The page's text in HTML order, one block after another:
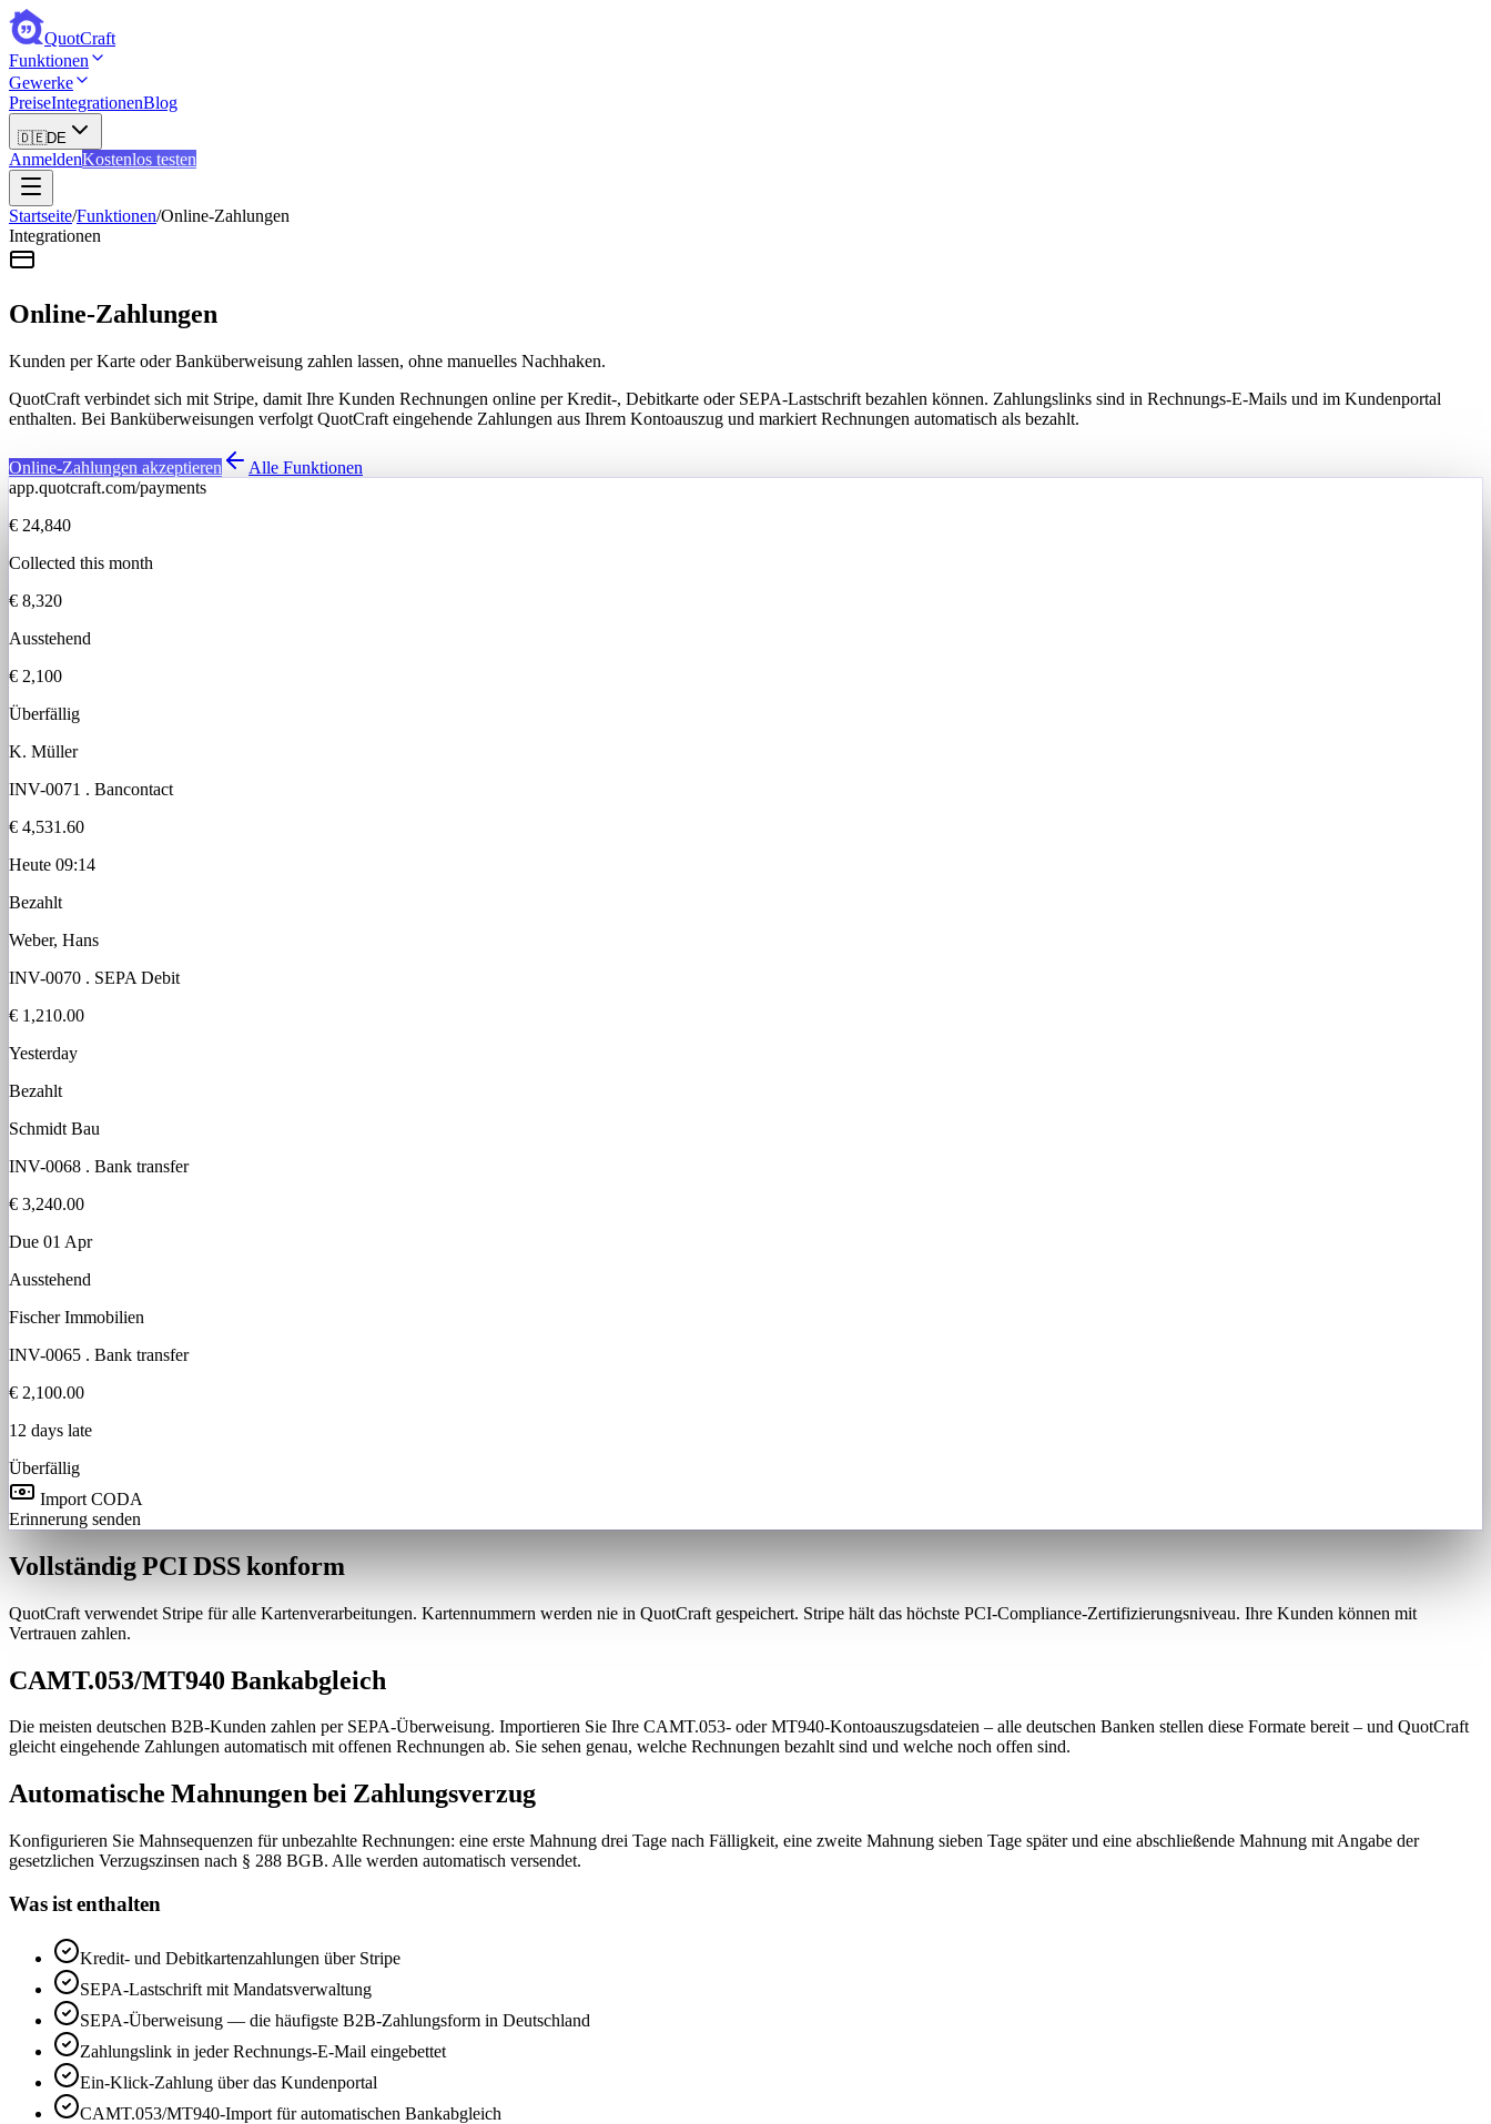
QuotCraft
Funktionen
Gewerke
PreiseIntegrationenBlog
🇩🇪DE
AnmeldenKostenlos testen
Startseite/Funktionen/Online-Zahlungen
Integrationen
Online-Zahlungen
Kunden per Karte oder Banküberweisung zahlen lassen, ohne manuelles Nachhaken.
QuotCraft verbindet sich mit Stripe, damit Ihre Kunden Rechnungen online per Kredit-, Debitkarte oder SEPA-Lastschrift bezahlen können. Zahlungslinks sind in Rechnungs-E-Mails und im Kundenportal
enthalten. Bei Banküberweisungen verfolgt QuotCraft eingehende Zahlungen aus Ihrem Kontoauszug und markiert Rechnungen automatisch als bezahlt.
Online-Zahlungen akzeptieren
Alle Funktionen
app.quotcraft.com/payments
€ 24,840
Collected this month
€ 8,320
Ausstehend
€ 2,100
Überfällig
K. Müller
INV-0071 . Bancontact
€ 4,531.60
Heute 09:14
Bezahlt
Weber, Hans
INV-0070 . SEPA Debit
€ 1,210.00
Yesterday
Bezahlt
Schmidt Bau
INV-0068 . Bank transfer
€ 3,240.00
Due 01 Apr
Ausstehend
Fischer Immobilien
INV-0065 . Bank transfer
€ 2,100.00
12 days late
Überfällig
Import CODA
Erinnerung senden
Vollständig PCI DSS konform
QuotCraft verwendet Stripe für alle Kartenverarbeitungen. Kartennummern werden nie in QuotCraft gespeichert. Stripe hält das höchste PCI-Compliance-Zertifizierungsniveau. Ihre Kunden können mit
Vertrauen zahlen.
CAMT.053/MT940 Bankabgleich
Die meisten deutschen B2B-Kunden zahlen per SEPA-Überweisung. Importieren Sie Ihre CAMT.053- oder MT940-Kontoauszugsdateien – alle deutschen Banken stellen diese Formate bereit – und QuotCraft
gleicht eingehende Zahlungen automatisch mit offenen Rechnungen ab. Sie sehen genau, welche Rechnungen bezahlt sind und welche noch offen sind.
Automatische Mahnungen bei Zahlungsverzug
Konfigurieren Sie Mahnsequenzen für unbezahlte Rechnungen: eine erste Mahnung drei Tage nach Fälligkeit, eine zweite Mahnung sieben Tage später und eine abschließende Mahnung mit Angabe der
gesetzlichen Verzugszinsen nach § 288 BGB. Alle werden automatisch versendet.
Was ist enthalten
Kredit- und Debitkartenzahlungen über Stripe
SEPA-Lastschrift mit Mandatsverwaltung
SEPA-Überweisung — die häufigste B2B-Zahlungsform in Deutschland
Zahlungslink in jeder Rechnungs-E-Mail eingebettet
Ein-Klick-Zahlung über das Kundenportal
CAMT.053/MT940-Import für automatischen Bankabgleich